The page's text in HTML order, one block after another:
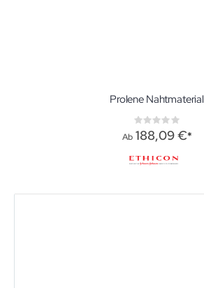
Prolene Nahtmaterial
Rating:
0%
Ab 188,09 €